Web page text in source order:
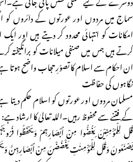
سماج میں مردوں اور عورتوں کے دائروں
امکانات کو انتہائی محدود کر دیتے ہیں اور
کرتے ہیں جس میں صنفی میلانات کو برانگیختہ
ان احکام سے اسلام کا تصوّرِحجاب واضح ہوتا
نگاہوں کی حفاظت
مسلمان مردوں اور عورتوں کو اسلام حکم دیتا ہے
کے فتنے سے محفوظ رہیں۔اللہ تعالیٰ کا ارشاد ہے:
قُل لِّلْمُؤْمِنِیْنَ یَغُضُّوا مِنْ أَبْصَارِہِمْ وَیَحْفَظُوا
یَصْنَعُونَ وَقُل لِّلْمُؤْمِنٰتِ یَغْضُضْنَ مِنْ أَبْصَارِہِنَّ وَیَحْفَظْنَ